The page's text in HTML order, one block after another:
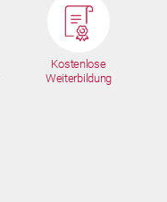
Kostenlose
Weiterbildung